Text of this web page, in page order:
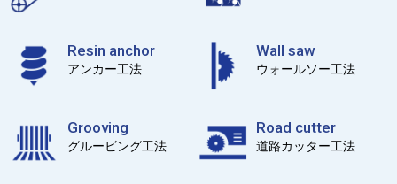
Resin anchor
アンカー工法
Wall saw
ウォールソー工法
Grooving
グルービング工法
Road cutter
道路カッター工法